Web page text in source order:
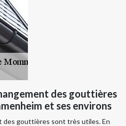
des gouttières
et ses environs
des gouttières sont très utiles. En